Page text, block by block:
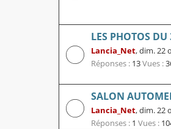
LES PHOTOS
Lancia_Net,dim. 22
Réponses : 13Vues :
SALON
Lancia_Net,dim. 22
Réponses : 1 Vues :